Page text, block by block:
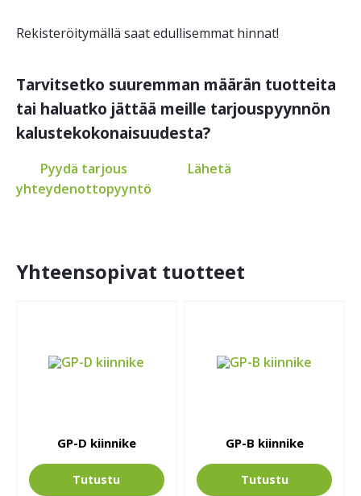
Rekisteröitymällä saat edullisemmat hinnat!
Tarvitsetko suuremman määrän tuotteita
tai haluatko jättää meille tarjouspyynnön
kalustekokonaisuudesta?
Pyydä tarjous
Lähetä
yhteydenottopyyntö
Yhteensopivat tuotteet
GP-D kiinnike
Tutustu
GP-B kiinnike
Tutustu